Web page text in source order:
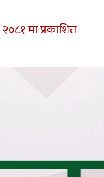
मा प्रकाशित